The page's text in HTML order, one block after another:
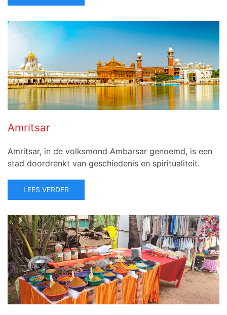
Amritsar
Amritsar, in de volksmond Ambarsar genoemd, is een
stad doordrenkt van geschiedenis en spiritualiteit.
LEES VERDER